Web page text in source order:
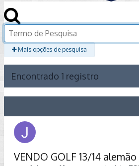
Mais opções de pesquisa
Encontrado 1 registro
VENDO GOLF 13/14 alemão